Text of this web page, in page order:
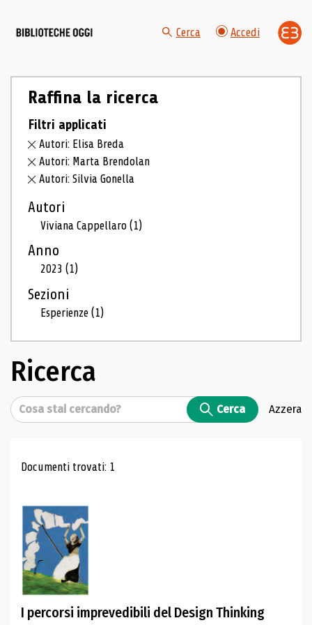
Cerca Accedi
Raffina la ricerca
Filtri applicati
Autori: Elisa Breda
Autori: Marta Brendolan
Autori: Silvia Gonella
Autori
Viviana Cappellaro(1)
Anno
2023(1)
Sezioni
Esperienze(1)
Ricerca
Cerca Cerca Azzera
Risultati di ricerca
Documenti trovati: 1
I percorsi imprevedibili del Design Thinking